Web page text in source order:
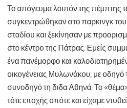
Το απόγευμα λοιπόν της πέμπτης
συγκεντρώθηκαν στο παρκινγκ
σταδίου και ξεκίνησαν με
στο κέντρο της Πάτρας. Εμείς
ένα πανέμορφο και
οικογένειας Μυλωνάκου, με οδηγό
συνοδηγό τη διδα Αθηνά. Το
τότε εποχής οπότε και είχαμε